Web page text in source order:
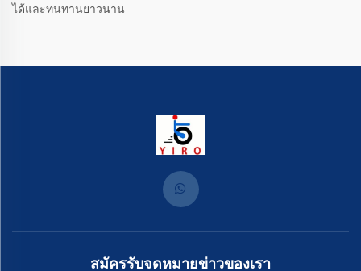
ได้และทนทานยาวนาน
สมัครรับจดหมายข่าวของเรา